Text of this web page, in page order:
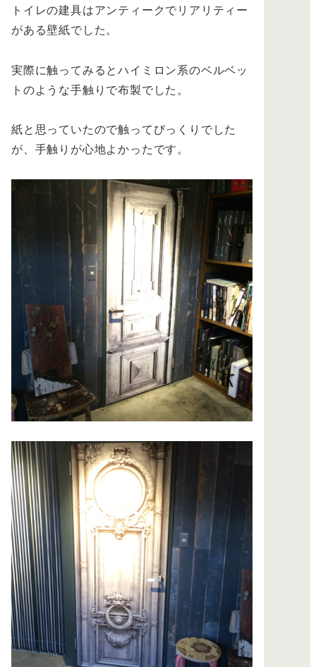
トイレの建具はアンティークでリアリティー
がある壁紙でした。
実際に触ってみるとハイミロン系のベルベッ
トのような手触りで布製でした。
紙と思っていたので触ってびっくりでした
が、手触りが心地よかったです。